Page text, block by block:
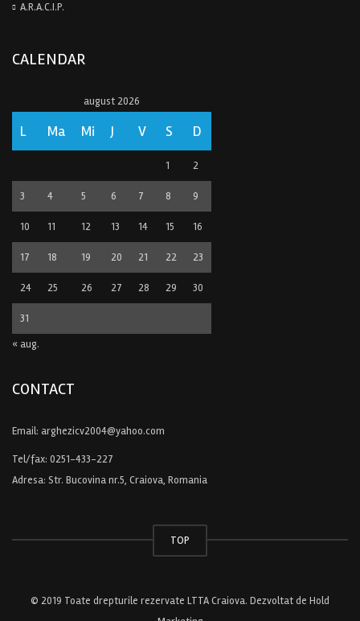
A.R.A.C.I.P.
CALENDAR
august 2026
L Ma Mi J V S D
1 2
3 4 5 6 7 8 9
10 11 12 13 14 15 16
17 18 19 20 21 22 23
24 25 26 27 28 29 30
31
« aug.
CONTACT
Email: arghezicv2004@yahoo.com
Tel/fax: 0251-433-227
Adresa: Str. Bucovina nr.5, Craiova, Romania
TOP
© 2019 Toate drepturile rezervate LTTA Craiova. Dezvoltat de Hold